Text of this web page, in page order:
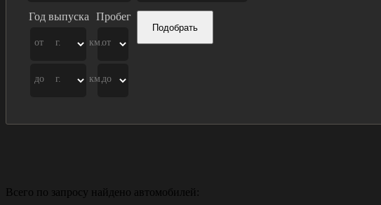
Год выпуска
от г.
до г.
Пробег
от
км.
до
км.
Подобрать
Всего по запросу найдено автомобилей: